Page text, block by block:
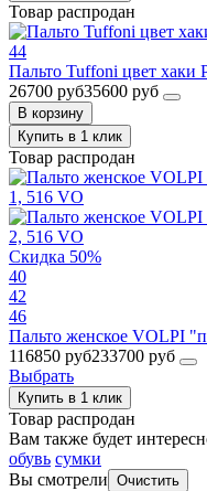
Товар распродан
44
Пальто Tuffoni цвет
26700 руб35600 руб
В корзину
Купить в 1 клик
Товар распродан
Скидка 50%
40
42
46
Пальто женское VOLPI
116850 руб233700 руб
Выбрать
Купить в 1 клик
Товар распродан
Вам также будет
обувь cумки
Вы смотрели Очистить